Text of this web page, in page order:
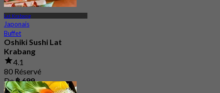
Lat Krabang
Japonais
Buffet
Oshiki Sushi Lat
Krabang
4.1
80 Réservé
De฿ 699